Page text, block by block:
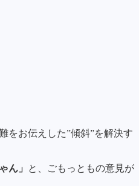
をお伝えした”傾斜”を解決す
ん」
と、ごもっともの意見が